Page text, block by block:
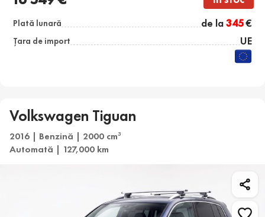
Plată lunară de la345€
Țara de import UE
Volkswagen Tiguan
2016 | Benzină | 2000 cm3
Automată | 127,000 km